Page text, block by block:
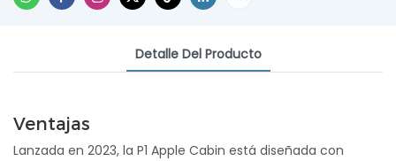
Detalle Del Producto
Ventajas
Lanzada en 2023, la P1 Apple Cabin está diseñada con